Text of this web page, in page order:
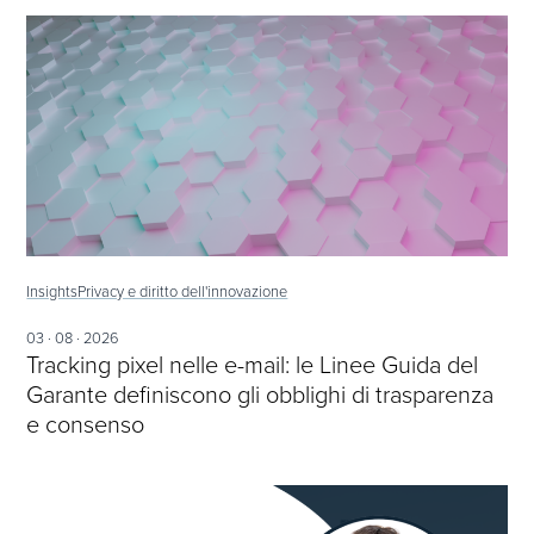
InsightsPrivacy e diritto dell'innovazione
03 · 08 · 2026
Tracking pixel nelle e-mail: le Linee Guida del
Garante definiscono gli obblighi di trasparenza
e consenso